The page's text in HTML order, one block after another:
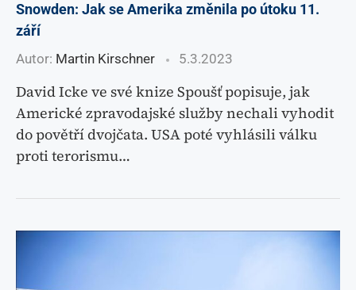
Snowden: Jak se Amerika změnila po útoku 11.
září
Autor: Martin Kirschner 5.3.2023
David Icke ve své knize Spoušť popisuje, jak
Americké zpravodajské služby nechali vyhodit
do povětří dvojčata. USA poté vyhlásili válku
proti terorismu…